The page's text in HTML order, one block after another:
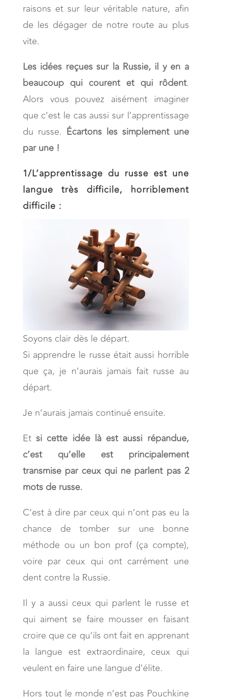
raisons et sur leur véritable nature, afin
de les dégager de notre route au plus
vite.
Les idées reçues sur la Russie, il y en a
beaucoup qui courent et qui rôdent.
Alors vous pouvez aisément imaginer
que c’est le cas aussi sur l’apprentissage
du russe. Écartons les simplement une
par une !
1/L’apprentissage du russe est une
langue très difficile, horriblement
difficile :
Soyons clair dès le départ.
Si apprendre le russe était aussi horrible
que ça, je n’aurais jamais fait russe au
départ.
Je n’aurais jamais continué ensuite.
Etsi cette idée là est aussi répandue,
c’est qu’elle est principalement
transmise par ceux qui ne parlent pas 2
mots de russe.
C’est à dire par ceux qui n’ont pas eu la
chance de tomber sur une bonne
méthode ou un bon prof (ça compte),
voire par ceux qui ont carrément une
dent contre la Russie.
Il y a aussi ceux qui parlent le russe et
qui aiment se faire mousser en faisant
croire que ce qu’ils ont fait en apprenant
la langue est extraordinaire, ceux qui
veulent en faire une langue d’élite.
Hors tout le monde n’est pas Pouchkine